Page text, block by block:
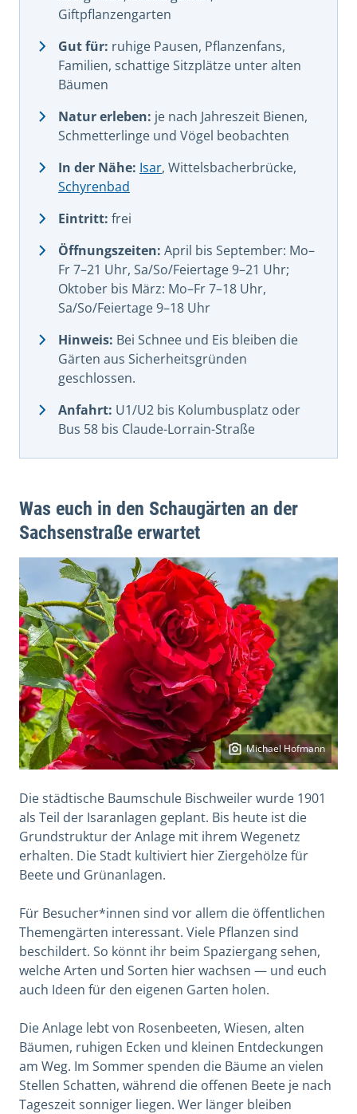
Giftpflanzengarten
Gut für: ruhige Pausen, Pflanzenfans,
Familien, schattige Sitzplätze unter alten
Bäumen
Natur erleben: je nach Jahreszeit Bienen,
Schmetterlinge und Vögel beobachten
In der Nähe: Isar, Wittelsbacherbrücke,
Schyrenbad
Eintritt: frei
Öffnungszeiten: April bis September: Mo–
Fr 7–21 Uhr, Sa/So/Feiertage 9–21 Uhr;
Oktober bis März: Mo–Fr 7–18 Uhr,
Sa/So/Feiertage 9–18 Uhr
Hinweis: Bei Schnee und Eis bleiben die
Gärten aus Sicherheitsgründen
geschlossen.
Anfahrt: U1/U2 bis Kolumbusplatz oder
Bus 58 bis Claude-Lorrain-Straße
Was euch in den Schaugärten an der
Sachsenstraße erwartet
Michael Hofmann
Die städtische Baumschule Bischweiler wurde 1901
als Teil der Isaranlagen geplant. Bis heute ist die
Grundstruktur der Anlage mit ihrem Wegenetz
erhalten. Die Stadt kultiviert hier Ziergehölze für
Beete und Grünanlagen.
Für Besucher*innen sind vor allem die öffentlichen
Themengärten interessant. Viele Pflanzen sind
beschildert. So könnt ihr beim Spaziergang sehen,
welche Arten und Sorten hier wachsen — und euch
auch Ideen für den eigenen Garten holen.
Die Anlage lebt von Rosenbeeten, Wiesen, alten
Bäumen, ruhigen Ecken und kleinen Entdeckungen
am Weg. Im Sommer spenden die Bäume an vielen
Stellen Schatten, während die offenen Beete je nach
Tageszeit sonniger liegen. Wer länger bleiben